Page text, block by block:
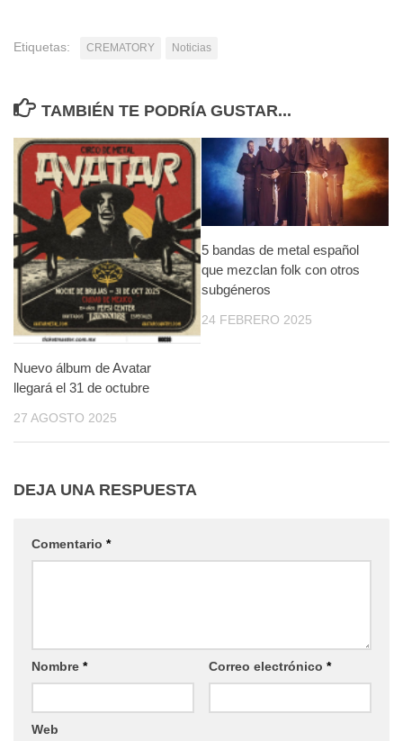
Etiquetas: CREMATORY Noticias
TAMBIÉN TE PODRÍA GUSTAR...
Nuevo álbum de Avatar
llegará el 31 de octubre
27 AGOSTO 2025
5 bandas de metal español
que mezclan folk con otros
subgéneros
24 FEBRERO 2025
DEJA UNA RESPUESTA
Comentario *
Nombre * Correo electrónico *
Web